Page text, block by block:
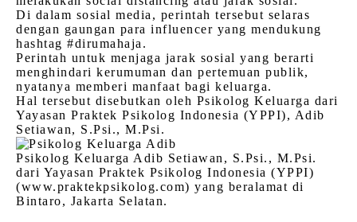
Di dalam sosial media, perintah tersebut selaras
dengan gaungan para influencer yang mendukung
hashtag #dirumahaja.
Perintah untuk menjaga jarak sosial yang berarti
menghindari kerumuman dan pertemuan publik,
nyatanya memberi manfaat bagi keluarga.
Hal tersebut disebutkan oleh Psikolog Keluarga dari
Yayasan Praktek Psikolog Indonesia (YPPI), Adib
Setiawan, S.Psi., M.Psi.
Psikolog Keluarga Adib Setiawan, S.Psi., M.Psi.
dari Yayasan Praktek Psikolog Indonesia (YPPI)
(www.praktekpsikolog.com) yang beralamat di
Bintaro, Jakarta Selatan.